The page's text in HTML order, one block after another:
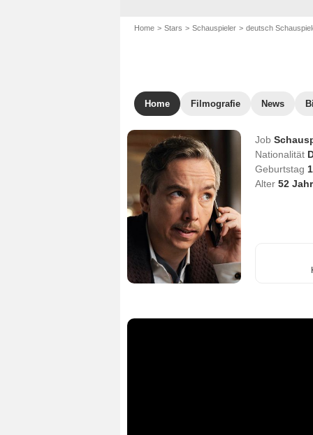
Home Stars Schauspieler deutsch
Home Filmografie News
Job
Nationalität
Geburtstag
Alter 52